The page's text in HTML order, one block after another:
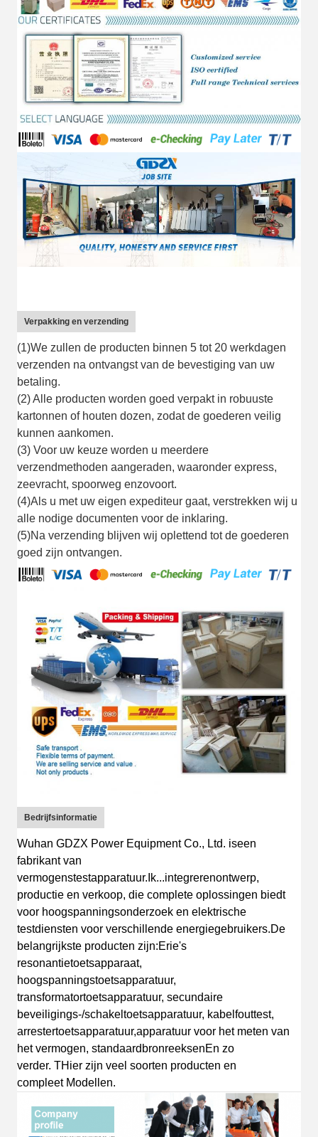
Verpakking en verzending
(1)We zullen de producten binnen 5 tot 20 werkdagen
verzenden na ontvangst van de bevestiging van uw
betaling.
(2) Alle producten worden goed verpakt in robuuste
kartonnen of houten dozen, zodat de goederen veilig
kunnen aankomen.
(3) Voor uw keuze worden u meerdere
verzendmethoden aangeraden, waaronder express,
zeevracht, spoorweg enzovoort.
(4)Als u met uw eigen expediteur gaat, verstrekken wij u
alle nodige documenten voor de inklaring.
(5)Na verzending blijven wij oplettend tot de goederen
goed zijn ontvangen.
Bedrijfsinformatie
Wuhan GDZX Power Equipment Co., Ltd. iseen
fabrikant van
vermogenstestapparatuur. Ik...integrerenontwerp,
productie en verkoop, die complete oplossingen biedt
voor hoogspanningsonderzoek en elektrische
testdiensten voor verschillende energiegebruikers.De
belangrijkste producten zijn:Erie's
resonantietoetsapparaat,
hoogspanningstoetsapparatuur,
transformatortoetsapparatuur, secundaire
beveiligings-/schakeltoetsapparatuur, kabelfouttest,
arrestertoetsapparatuur,apparatuur voor het meten van
het vermogen, standaardbronreeksenEn zo
verder. THier zijn veel soorten producten en
compleet Modellen.